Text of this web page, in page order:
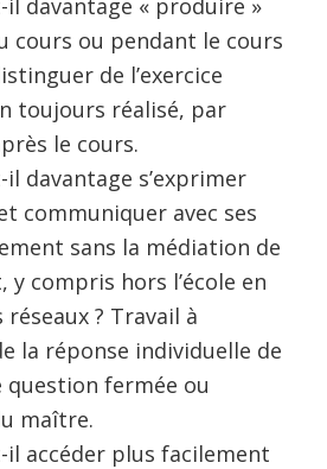
cours ou pendant le cours
de l’exercice
toujours réalisé, par
le cours.
il davantage s’exprimer
communiquer avec ses
sans la médiation de
y compris hors l’école en
? Travail à
la réponse individuelle de
question fermée ou
maître.
il accéder plus facilement